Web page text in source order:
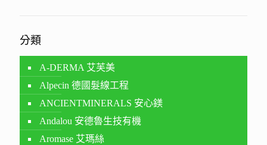
分類
A-DERMA 艾芙美
Alpecin 德國髮線工程
ANCIENTMINERALS 安心鎂
Andalou 安德魯生技有機
Aromase 艾瑪絲